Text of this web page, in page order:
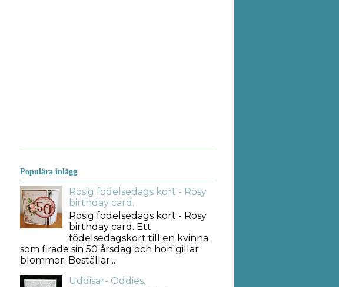
Populära inlägg
Rosig födelsedags kort - Rosy
birthday card.
Rosig födelsedags kort - Rosy
birthday card. Ett
födelsedagskort till en kvinna
som firade sin 50 årsdag och hon gillar
blommor. Beställar...
Uddisar- Oddies.